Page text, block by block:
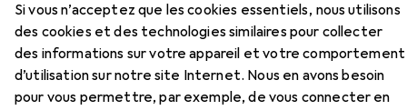
Si vous n’acceptez que les cookies essentiels, nous utilisons
des cookies et des technologies similaires pour collecter
des informations sur votre appareil et votre comportement
d’utilisation sur notre site Internet. Nous en avons besoin
pour vous permettre, par exemple, de vous connecter en
EUR
24,45
Goliath ToysWilli Wackel
Allemand, 2 - 4 Joueur